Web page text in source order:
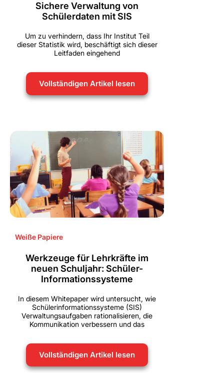
Sichere Verwaltung von
Schülerdaten mit SIS
Um zu verhindern, dass Ihr Institut Teil
dieser Statistik wird, beschäftigt sich dieser
Leitfaden eingehend
Vollständigen Artikel lesen
Weiße Papiere
Werkzeuge für Lehrkräfte im
neuen Schuljahr: Schüler-
Informationssysteme
In diesem Whitepaper wird untersucht, wie
Schülerinformationssysteme (SIS)
Verwaltungsaufgaben rationalisieren, die
Kommunikation verbessern und das
Vollständigen Artikel lesen